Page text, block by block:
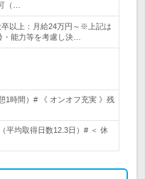
（…
以上：月給24万円～※上記は
能力等を考慮し決…
1時間）# 《 オンオフ充実 》残
平均取得日数12.3日）# ＜ 休